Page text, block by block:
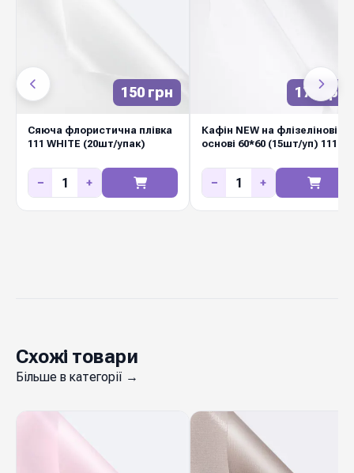
вологостійкість. Матеріал добре тримає
форму букета, не рветься і не плямить руки.
Diamond Pack постачає його оптом з
регулярним оновленням колекцій — у складі в
Києві завжди є актуальні відтінки для
флористичних салонів і маркетів.
150 грн
Сяюча флористична плівка
111 WHITE (20шт/упак)
− +
177 грн
Кафін NEW на флізеліновій
основі 60*60 (15шт/уп) 111
− +
Схожі товари
Більше в категорії →